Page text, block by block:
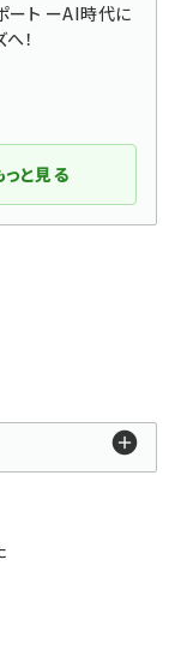
ート ーAI時代に
！
と見る